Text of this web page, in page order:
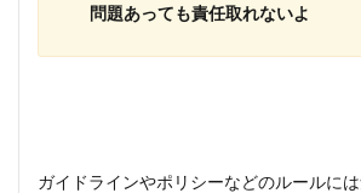
問題あっても責任取れないよ
ガイドラインやポリシーなどのルールに